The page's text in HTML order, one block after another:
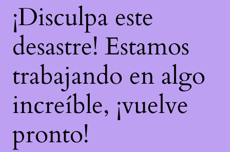
¡Disculpa este
desastre! Estamos
trabajando en algo
increíble, ¡vuelve
pronto!